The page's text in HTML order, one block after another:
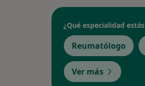
¿Qué especialidad
Reumatólogo
Ver más